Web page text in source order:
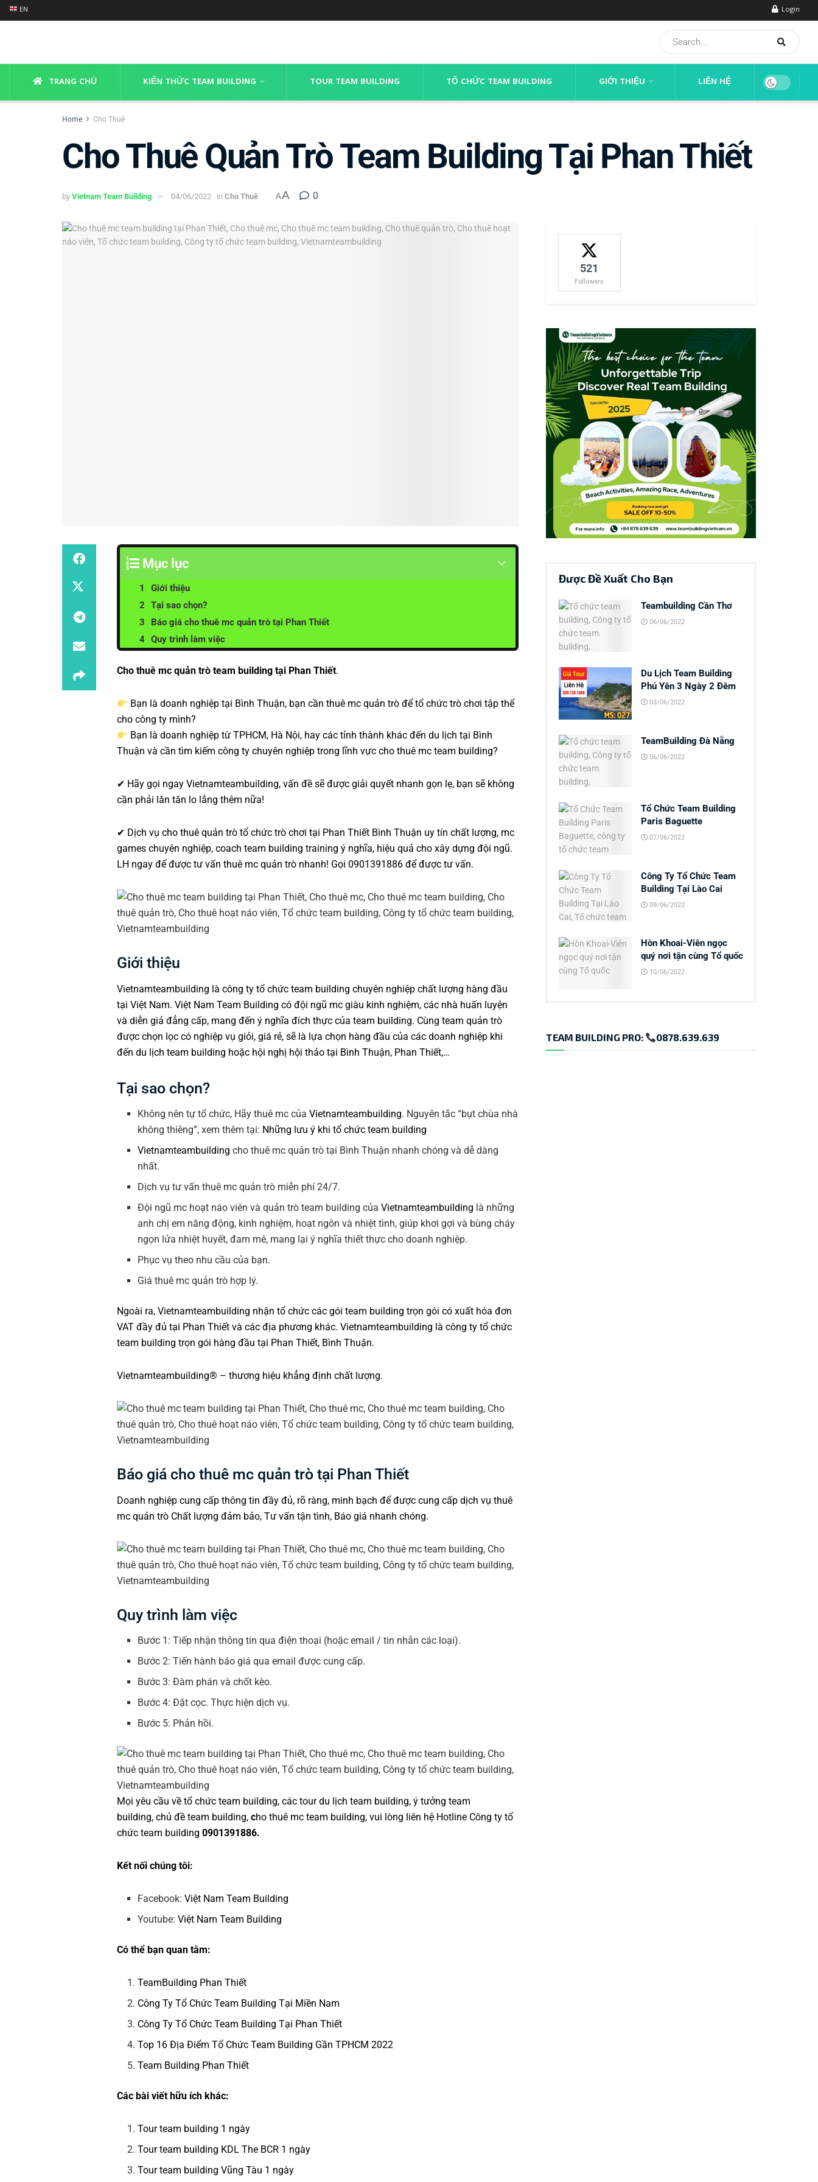
EN Login
TRANG CHỦ KIẾN THỨC TEAM BUILDING TOUR TEAM BUILDING TỔ CHỨC TEAM BUILDING GIỚI THIỆU LIÊN HỆ
Home Cho Thuê
Cho Thuê Quản Trò Team Building Tại Phan Thiết
by Vietnam Team Building 04/06/2022 in Cho Thuê AA 0
Mục lục
Giới thiệu
Tại sao chọn?
Báo giá cho thuê mc quản trò tại Phan Thiết
Quy trình làm việc
Cho thuê mc quản trò team building tại Phan Thiết.
Bạn là doanh nghiệp tại Bình Thuận, bạn cần thuê mc quản trò để tổ chức trò chơi tập thể
cho công ty mình?
Bạn là doanh nghiệp từ TPHCM, Hà Nội, hay các tỉnh thành khác đến du lịch tại Bình
Thuận và cần tìm kiếm công ty chuyên nghiệp trong lĩnh vực cho thuê mc team building?
✔ Hãy gọi ngay Vietnamteambuilding, vấn đề sẽ được giải quyết nhanh gọn lẹ, bạn sẽ không
cần phải lăn tăn lo lắng thêm nữa!
✔ Dịch vụ cho thuê quản trò tổ chức trò chơi tại Phan Thiết Bình Thuận uy tín chất lượng, mc
games chuyên nghiệp, coach team building training ý nghĩa, hiệu quả cho xây dựng đội ngũ.
LH ngay để được tư vấn thuê mc quản trò nhanh! Gọi 0901391886 để được tư vấn.
Giới thiệu
Vietnamteambuilding là công ty tổ chức team building chuyên nghiệp chất lượng hàng đầu
tại Việt Nam. Việt Nam Team Building có đội ngũ mc giàu kinh nghiệm, các nhà huấn luyện
và diễn giả đẳng cấp, mang đến ý nghĩa đích thực của team building. Cùng team quản trò
được chọn lọc có nghiệp vụ giỏi, giá rẻ, sẽ là lựa chọn hàng đầu của các doanh nghiệp khi
đến du lịch team building hoặc hội nghị hội thảo tại Bình Thuận, Phan Thiết,…
Tại sao chọn?
Không nên tự tổ chức, Hãy thuê mc củaVietnamteambuilding. Nguyên tắc “bụt chùa nhà
không thiêng”, xem thêm tại: Những lưu ý khi tổ chức team building
Vietnamteambuilding cho thuê mc quản trò tại Bình Thuận nhanh chóng và dễ dàng
nhất.
Dịch vụ tư vấn thuê mc quản trò miễn phí 24/7.
Đội ngũ mc hoạt náo viên và quản trò team building củaVietnamteambuilding là những
anh chị em năng động, kinh nghiệm, hoạt ngôn và nhiệt tình, giúp khơi gợi và bùng cháy
ngọn lửa nhiệt huyết, đam mê, mang lại ý nghĩa thiết thực cho doanh nghiệp.
Phục vụ theo nhu cầu của bạn.
Giá thuê mc quản trò hợp lý.
Ngoài ra, Vietnamteambuilding nhận tổ chức các gói team building trọn gói có xuất hóa đơn
VAT đầy đủ tại Phan Thiết và các địa phương khác. Vietnamteambuilding là công ty tổ chức
team building trọn gói hàng đầu tại Phan Thiết, Bình Thuận.
Vietnamteambuilding® – thương hiệu khẳng định chất lượng.
Báo giá cho thuê mc quản trò tại Phan Thiết
Doanh nghiệp cung cấp thông tin đầy đủ, rõ ràng, minh bạch để được cung cấp dịch vụ thuê
mc quản trò Chất lượng đảm bảo, Tư vấn tận tình, Báo giá nhanh chóng.
Quy trình làm việc
Bước 1: Tiếp nhận thông tin qua điện thoại (hoặc email / tin nhắn các loại).
Bước 2: Tiến hành báo giá qua email được cung cấp.
Bước 3: Đàm phán và chốt kèo.
Bước 4: Đặt cọc. Thực hiện dịch vụ.
Bước 5: Phản hồi.
Mọi yêu cầu về tổ chức team building, các tourdu lịch team building, ý tưởng team
building, chủ đề team building, cho thuê mc team building, vui lòng liên hệ Hotline Công ty tổ
chức team building 0901391886.
Kết nối chúng tôi:
Facebook:Việt Nam Team Building
Youtube:Việt Nam Team Building
Có thể bạn quan tâm:
TeamBuilding Phan Thiết
Công Ty Tổ Chức Team Building Tại Miền Nam
Công Ty Tổ Chức Team Building Tại Phan Thiết
Top 16 Địa Điểm Tổ Chức Team Building Gần TPHCM 2022
Team Building Phan Thiết
Các bài viết hữu ích khác:
Tour team building 1 ngày
Tour team building KDL The BCR 1 ngày
Tour team building Vũng Tàu 1 ngày
521
Followers
Được Đề Xuất Cho Bạn
Teambuilding Cần Thơ
06/06/2022
Du Lịch Team Building
Phú Yên 3 Ngày 2 Đêm
03/06/2022
TeamBuilding Đà Nẵng
06/06/2022
Tổ Chức Team Building
Paris Baguette
07/06/2022
Công Ty Tổ Chức Team
Building Tại Lào Cai
09/06/2022
Hòn Khoai-Viên ngọc
quý nơi tận cùng Tổ quốc
10/06/2022
TEAM BUILDING PRO: 0878.639.639